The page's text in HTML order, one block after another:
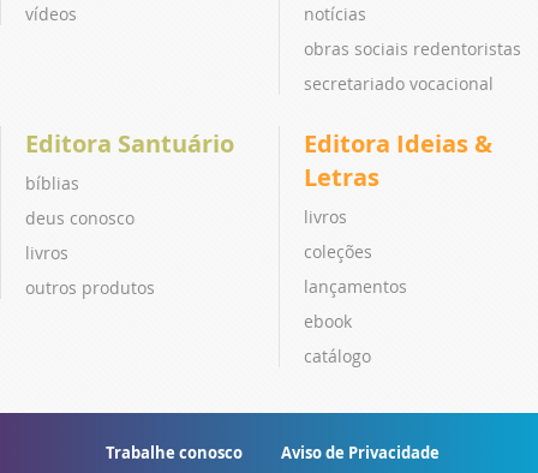
vídeos
notícias
obras sociais redentoristas
secretariado vocacional
Editora Santuário
bíblias
deus conosco
livros
outros produtos
Editora Ideias &
Letras
livros
coleções
lançamentos
ebook
catálogo
Trabalhe conosco Aviso de Privacidade